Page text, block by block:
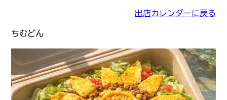
出店カレンダーに戻る
ちむどん